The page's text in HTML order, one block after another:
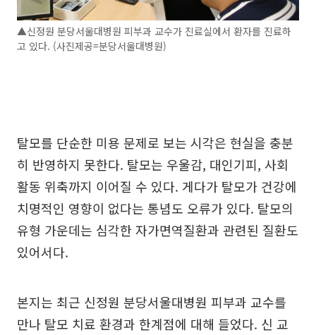
▲신정원 분당서울대병원 피부과 교수가 진료실에서 환자를 진료하
고 있다. (사진제공=분당서울대병원)
탈모를 단순한 미용 문제로 보는 시각은 현실을 충분
히 반영하지 못한다. 탈모는 우울감, 대인기피, 사회
활동 위축까지 이어질 수 있다. 게다가 탈모가 건강에
치명적인 영향이 없다는 통념도 오류가 있다. 탈모의
유형 가운데는 심각한 자가면역질환과 관련된 질환도
있어서다.
본지는 최근 신정원 분당서울대병원 피부과 교수를
만나 탈모 치료 환경과 한계점에 대해 들었다. 신 교